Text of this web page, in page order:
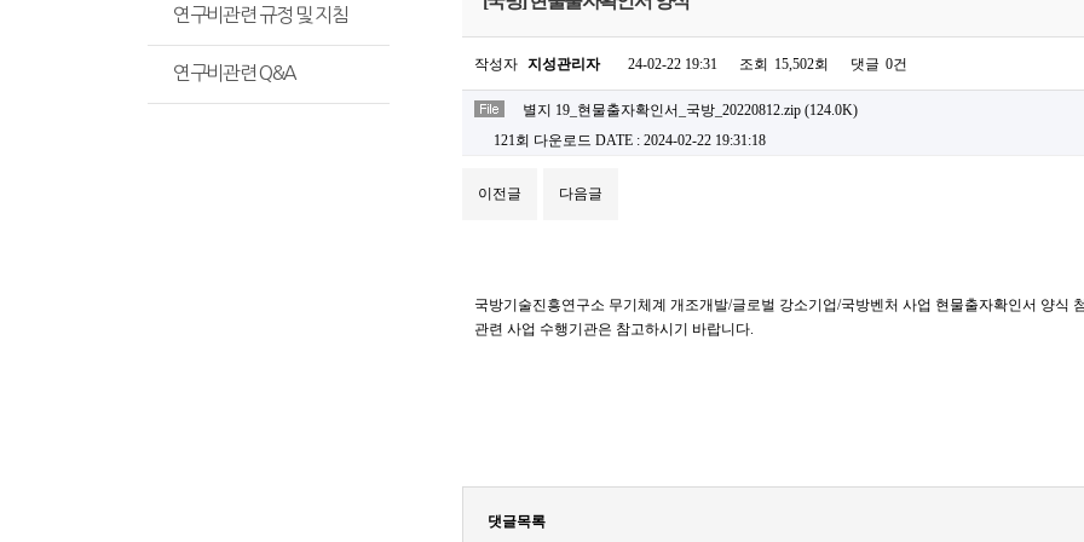
연구비관련 규정 및 지침
연구비관련 Q&A 작성자 지성관리자 24-02-22 19:31 조회 15,502회 댓글 0건
별지 19_현물출자확인서_국방_20220812.zip (124.0K)
121회 다운로드 DATE : 2024-02-22 19:31:18
이전글 다음글
국방기술진흥연구소 무기체계 개조개발/글로벌 강소기업/국방벤처 사업 현물출자확인서 양식
관련 사업 수행기관은 참고하시기 바랍니다.
댓글목록